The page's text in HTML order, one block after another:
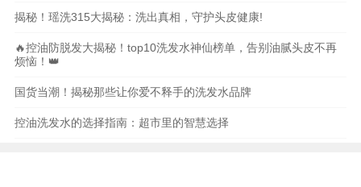
揭秘！瑶洗315大揭秘：洗出真相，守护头皮健康!
🔥控油防脱发大揭秘！top10洗发水神仙榜单，告别油腻头皮不再
烦恼！👑
国货当潮！揭秘那些让你爱不释手的洗发水品牌
控油洗发水的选择指南：超市里的智慧选择